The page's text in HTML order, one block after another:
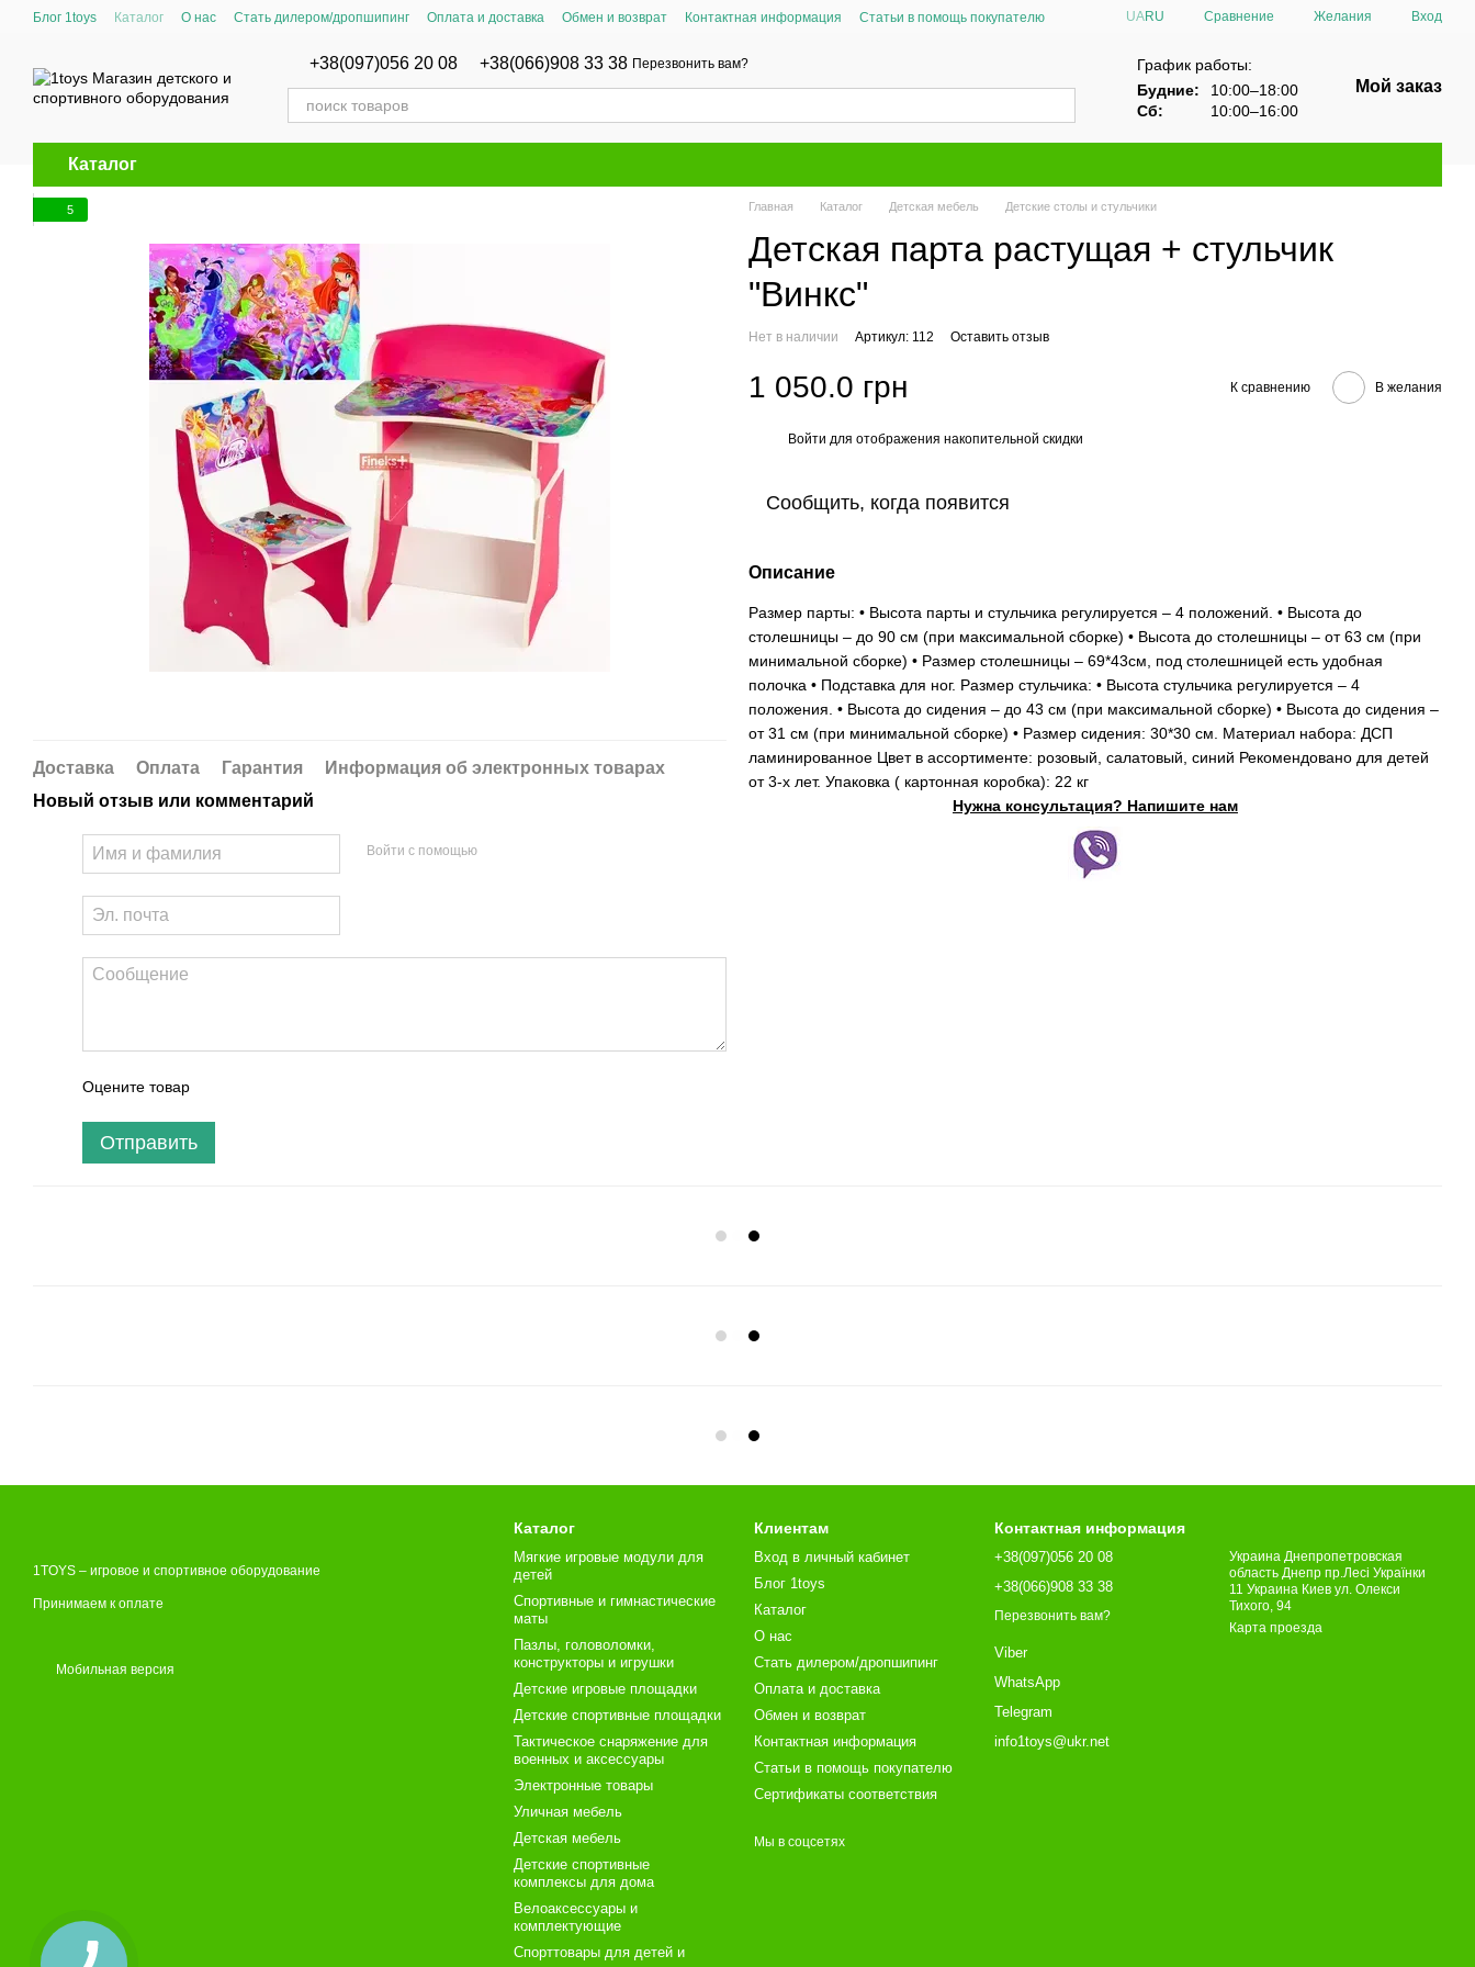
Перейти к основному контенту
Блог 1toys Каталог О нас Стать дилером/дропшипинг Оплата и доставка Обмен и возврат Контактная информация
Статьи в помощь покупателю
UARU Сравнение Желания Вход
+38(097)056 20 08 +38(066)908 33 38 Перезвонить вам?
График работы:
Будние:
10:00–18:00
Сб:
10:00–16:00
Мой заказ
Каталог
5
Доставка Оплата Гарантия
Информация об электронных товарах
Новый отзыв или комментарий
Войти с помощью
Оцените товар
Отправить
Главная Каталог Детская мебель Детские столы и стульчики
Детская парта растущая + стульчик
"Винкс"
Нет в наличии Артикул: 112 Оставить отзыв
1 050.0 грн К сравнению В желания
Войти для отображения накопительной скидки
Сообщить, когда появится
Описание
Размер парты: • Высота парты и стульчика регулируется – 4 положений. • Высота до
столешницы – до 90 см (при максимальной сборке) • Высота до столешницы – от 63 см (при
минимальной сборке) • Размер столешницы – 69*43см, под столешницей есть удобная
полочка • Подставка для ног. Размер стульчика: • Высота стульчика регулируется – 4
положения. • Высота до сидения – до 43 см (при максимальной сборке) • Высота до сидения –
от 31 см (при минимальной сборке) • Размер сидения: 30*30 см. Материал набора: ДСП
ламинированное Цвет в ассортименте: розовый, салатовый, синий Рекомендовано для детей
от 3-х лет. Упаковка ( картонная коробка): 22 кг
Нужна консультация? Напишите нам
1TOYS – игровое и спортивное оборудование
Принимаем к оплате
Мобильная версия
Каталог
Мягкие игровые модули для
детей
Спортивные и гимнастические
маты
Пазлы, головоломки,
конструкторы и игрушки
Детские игровые площадки
Детские спортивные площадки
Тактическое снаряжение для
военных и аксессуары
Электронные товары
Уличная мебель
Детская мебель
Детские спортивные
комплексы для дома
Велоаксессуары и
комплектующие
Спорттовары для детей и
Клиентам
Вход в личный кабинет
Блог 1toys
Каталог
О нас
Стать дилером/дропшипинг
Оплата и доставка
Обмен и возврат
Контактная информация
Статьи в помощь покупателю
Сертификаты соответствия
Мы в соцсетях
Контактная информация
+38(097)056 20 08
+38(066)908 33 38
Перезвонить вам?
Viber
WhatsApp
Telegram
info1toys@ukr.net
Украина Днепропетровская
область Днепр пр.Лесі Українки
11 Украина Киев ул. Олекси
Тихого, 94
Карта проезда